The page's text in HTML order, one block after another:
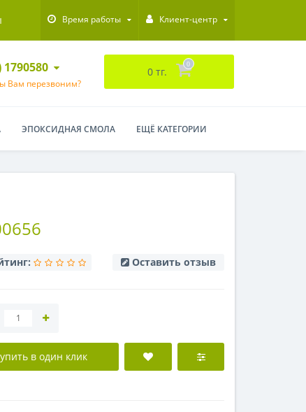
Время работы Клиент-центр
1790580
Вам перезвоним?
0 тг.
0
ЭПОКСИДНАЯ СМОЛА ЕЩЁ КАТЕГОРИИ
Оставить отзыв
в один клик